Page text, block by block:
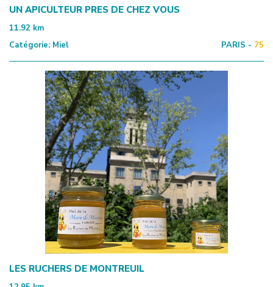
UN APICULTEUR PRES DE CHEZ VOUS
11.92 km
Catégorie: Miel PARIS - 75
LES RUCHERS DE MONTREUIL